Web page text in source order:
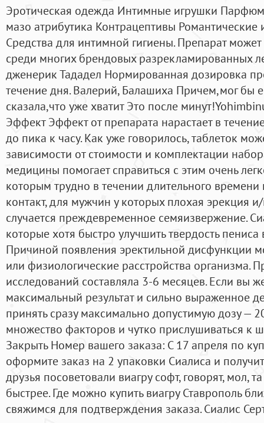
Эротическая одежда Интимные игрушки
мазо атрибутика Контрацептивы
Средства для интимной гигиены. Препарат
среди многих брендовых разрекламированных
дженерик Тададел Нормированная дозировка
течение дня. Валерий, Балашиха Причем,мог бы
сказала,что уже хватит Это после
Эффект Эффект от препарата нарастает в
до пика к часу. Как уже говорилось, таблеток
зависимости от стоимости и комплектации
медицины помогает справиться с этим очень
которым трудно в течении длительного
контакт, для мужчин у которых плохая эрекция
случается преждевременное семяизвержение.
которые хотя быстро улучшить твердость
Причиной появления эректильной дисфункции
или физиологические расстройства организма.
исследований составляла 3-6 месяцев. Если вы
максимальный результат и сильно выраженное
принять сразу максимально допустимую дозу —
множество факторов и чутко прислушиваться к
Закрыть Номер вашего заказа: С 17 апреля по
оформите заказ на 2 упаковки Сиалиса и
друзья посоветовали виагру софт, говорят, мол,
быстрее. Где можно купить виагру Ставрополь
свяжимся для подтверждения заказа. Сиалис